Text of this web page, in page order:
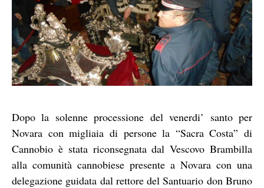
Dopo la solenne processione del venerdi’ santo per
Novara con migliaia di persone la “Sacra Costa” di
Cannobio è stata riconsegnata dal Vescovo Brambilla
alla comunità cannobiese presente a Novara con una
delegazione guidata dal rettore del Santuario don Bruno